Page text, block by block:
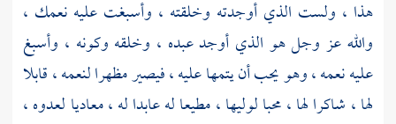
هذا ، ولست الذي أوجدته وخلقته ، وأسبغت عليه نعمك ،
والله عز وجل هو الذي أوجد عبده ، وخلقه وكونه ، وأسبغ
عليه نعمه ، وهو يحب أن يتمها عليه ، فيصير مظهرا لنعمه ، قابلا
لها ، شاكرا لها ، محبا لوليها ، مطيعا له عابدا له ، معاديا لعدوه ،